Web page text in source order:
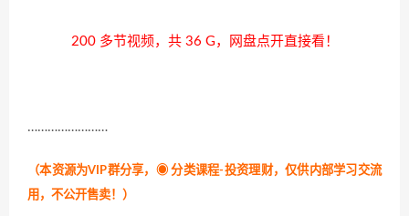
200 多节视频，共 36 G，网盘点开直接看！
……………………
（本资源为VIP群分享， ◉ 分类课程-投资理财，仅供内部学习交流
用，不公开售卖！ ）